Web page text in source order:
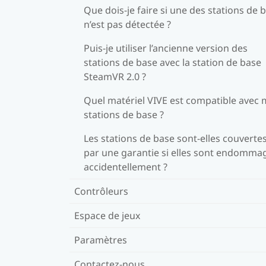
Que dois-je faire si une des stations de
n’est pas détectée ?
Puis-je utiliser l’ancienne version des
stations de base avec la station de base
SteamVR 2.0 ?
Quel matériel VIVE est compatible avec
stations de base ?
Les stations de base sont-elles couvertes
par une garantie si elles sont
accidentellement ?
Contrôleurs
Espace de jeux
Paramètres